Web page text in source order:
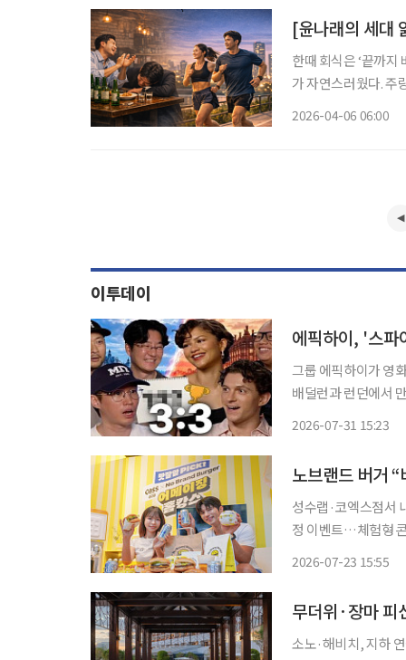
[윤나래의 세대
한때 회식은 ‘끝까
가 자연스러웠다. 주
2026-04-06 06:00
이투데이
에픽하이, '스파
그룹 에픽하이가 영
배덜런과 런던에서 만나 유쾌한 인
2026-07-31 15:23
노브랜드 버거
성수랩·코엑스점서
정 이벤트…체험형 콘텐츠도 마련 노브랜드 버거가 오
2026-07-23 15:55
소노·해비치, 지하